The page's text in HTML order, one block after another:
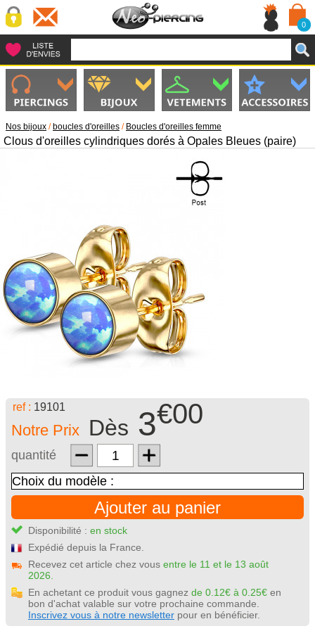
0
Nos bijoux / boucles d'oreilles / Boucles d'oreilles femme
Clous d'oreilles cylindriques dorés à Opales Bleues (paire)
ref : 19101
Notre Prix Dès 3€00
quantité
Ajouter au panier
Disponibilité : en stock
Expédié depuis la France.
Recevez cet article chez vous entre le 11 et le 13 août
2026.
En achetant ce produit vous gagnez de 0.12€ à 0.25€ en
bon d'achat valable sur votre prochaine commande.
Inscrivez vous à notre newsletter pour en bénéficier.